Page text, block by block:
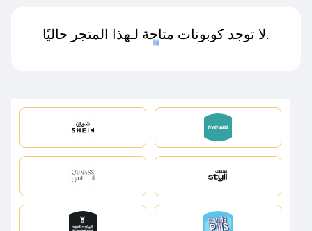
لا توجد كوبونات متاحة لـهذا المتجر حاليًا.